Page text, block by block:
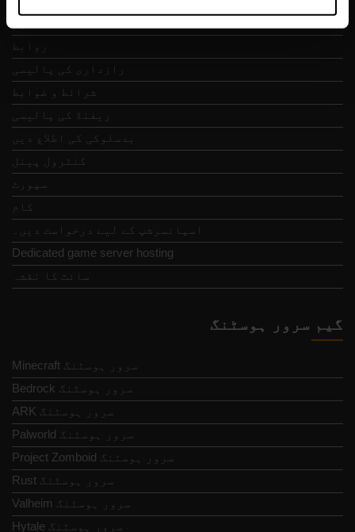
روابط
رازداری کی پالیسی
شرائط و ضوابط
ریفنڈ کی پالیسی
بدسلوکی کی اطلاع دیں
کنٹرول پینل
سپورٹ
کام
اسپانسرشپ کے لیے درخواست دیں۔
Dedicated game server hosting
سائٹ کا نقشہ
گیم سرور ہوسٹنگ
Minecraft سرور ہوسٹنگ
Bedrock سرور ہوسٹنگ
ARK سرور ہوسٹنگ
Palworld سرور ہوسٹنگ
Project Zomboid سرور ہوسٹنگ
Rust سرور ہوسٹنگ
Valheim سرور ہوسٹنگ
Hytale سرور ہوسٹنگ